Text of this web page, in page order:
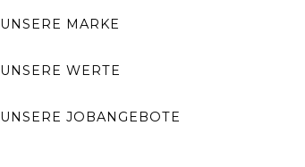
UNSERE MARKE
UNSERE WERTE
UNSERE JOBANGEBOTE